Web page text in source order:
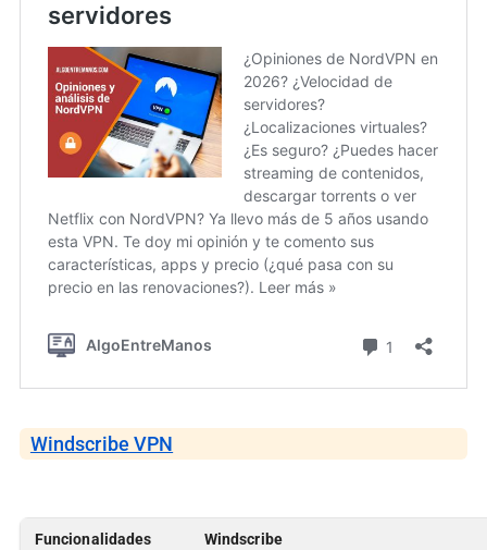
Windscribe VPN
Funcionalidades Windscribe